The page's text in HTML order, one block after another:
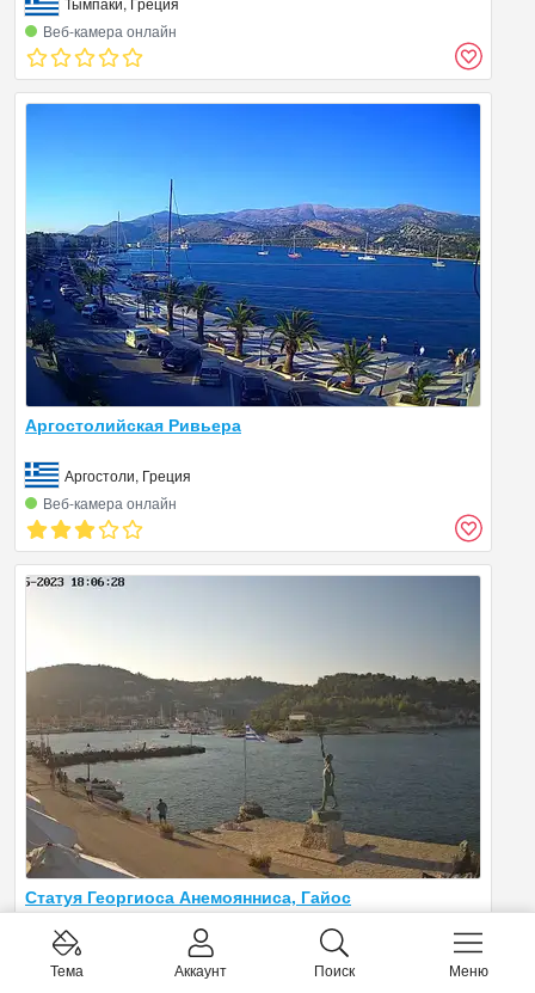
Веб‑камера онлайн
Аргостолийская Ривьера
Аргостоли, Греция
Веб‑камера онлайн
Статуя Георгиоса Анемоянниса, Гайос
Гайос, Греция
Веб‑камера онлайн
Тема Аккаунт Поиск Меню